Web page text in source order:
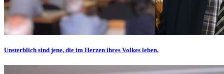
Unsterblich sind jene, die im Herzen ihres Volkes leben.